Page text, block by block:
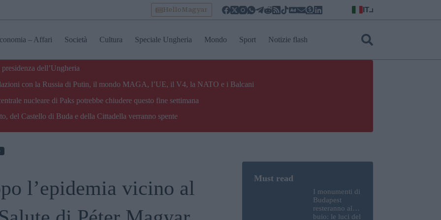
HelloMagyar IT
– Affari Società Cultura Speciale Ungheria Mondo Sport Notizie flash
dell’Ungheria
con la Russia di Putin, il mondo MAGA, l’UE, il V4, la NATO e i Balcani
nucleare di Paks potrebbe chiudere questo fine settimana
del Castello di Buda e della Cittadella verranno spente
l’epidemia vicino al
I monumenti di
Budapest
resteranno al
buio: le luci del